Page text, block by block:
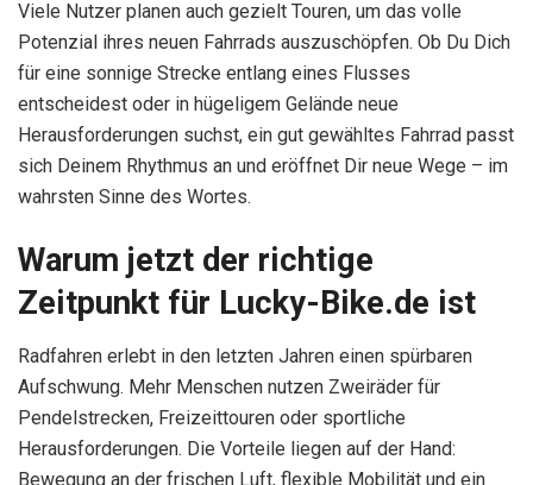
Viele Nutzer planen auch gezielt Touren, um das volle
Potenzial ihres neuen Fahrrads auszuschöpfen. Ob Du Dich
für eine sonnige Strecke entlang eines Flusses
entscheidest oder in hügeligem Gelände neue
Herausforderungen suchst, ein gut gewähltes Fahrrad passt
sich Deinem Rhythmus an und eröffnet Dir neue Wege – im
wahrsten Sinne des Wortes.
Warum jetzt der richtige
Zeitpunkt für Lucky-Bike.de ist
Radfahren erlebt in den letzten Jahren einen spürbaren
Aufschwung. Mehr Menschen nutzen Zweiräder für
Pendelstrecken, Freizeittouren oder sportliche
Herausforderungen. Die Vorteile liegen auf der Hand:
Bewegung an der frischen Luft, flexible Mobilität und ein